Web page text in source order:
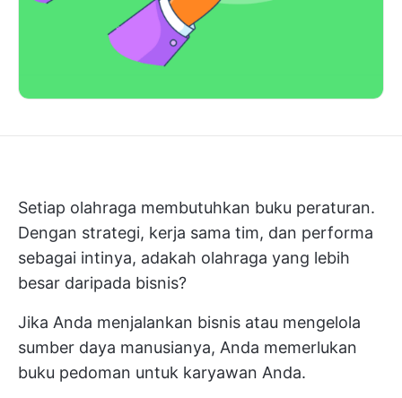
Setiap olahraga membutuhkan buku peraturan.
Dengan strategi, kerja sama tim, dan performa
sebagai intinya, adakah olahraga yang lebih
besar daripada bisnis?
Jika Anda menjalankan bisnis atau mengelola
sumber daya manusianya, Anda memerlukan
buku pedoman untuk karyawan Anda.